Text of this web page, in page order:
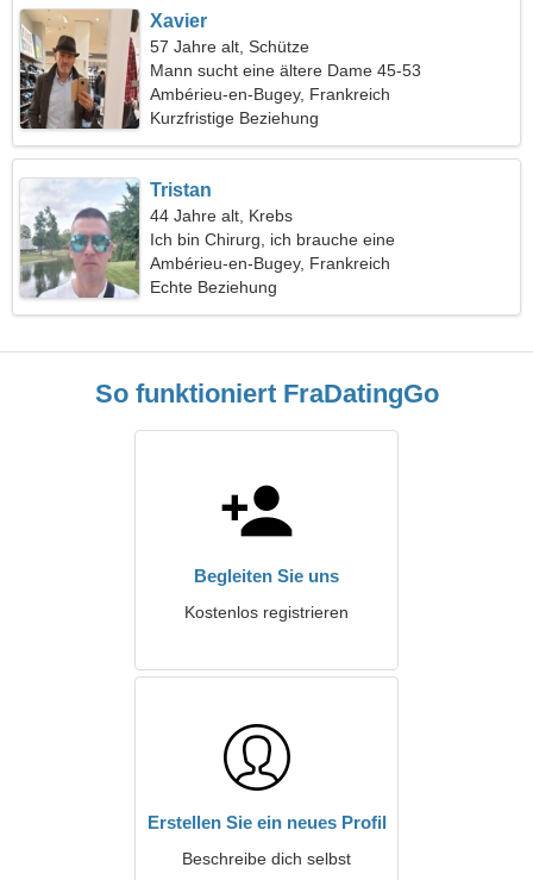
Xavier
57 Jahre alt, Schütze
Mann sucht eine ältere Dame 45-53
Ambérieu-en-Bugey, Frankreich
Kurzfristige Beziehung
Tristan
44 Jahre alt, Krebs
Ich bin Chirurg, ich brauche eine
außergewöhnliche Frau
Ambérieu-en-Bugey, Frankreich
Echte Beziehung
So funktioniert FraDatingGo
Begleiten Sie uns
Kostenlos registrieren
Erstellen Sie ein neues Profil
Beschreibe dich selbst